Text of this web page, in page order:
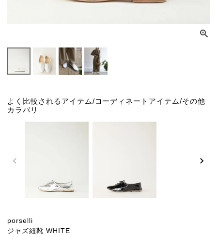
よく比較されるアイテム/コーディネートアイテム/その他
カラバリ
porselli
ジャズ紐靴 WHITE